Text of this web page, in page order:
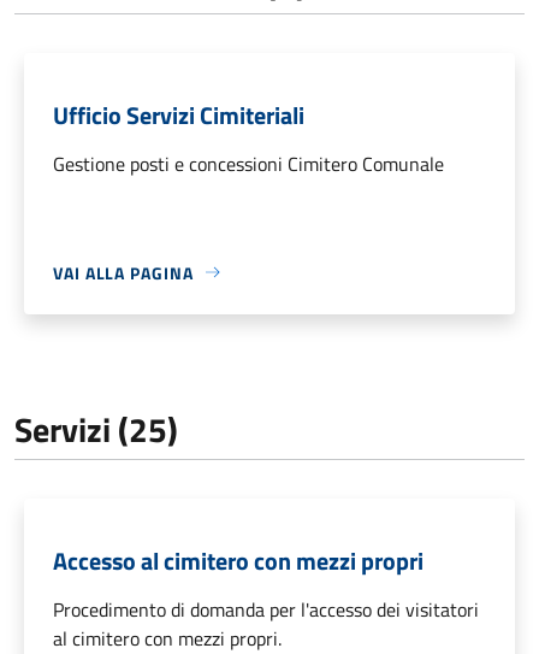
Ufficio Servizi Cimiteriali
Gestione posti e concessioni Cimitero Comunale
VAI ALLA PAGINA
Servizi (25)
Accesso al cimitero con mezzi propri
Procedimento di domanda per l'accesso dei visitatori
al cimitero con mezzi propri.